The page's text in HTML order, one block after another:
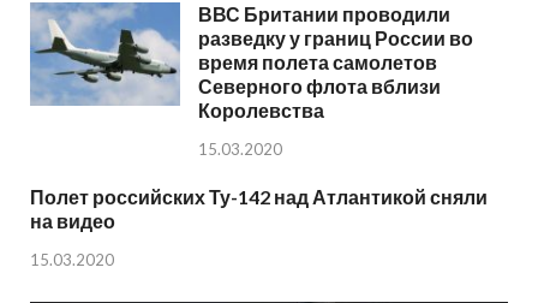
ВВС Британии проводили
разведку у границ России во
время полета самолетов
Северного флота вблизи
Королевства
15.03.2020
Полет российских Ту-142 над Атлантикой сняли
на видео
15.03.2020